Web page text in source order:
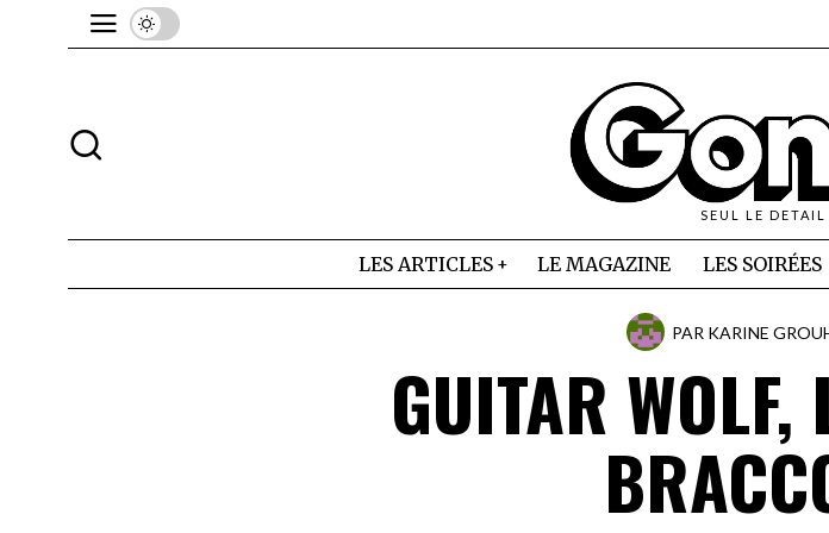
SEUL LE
LES ARTICLES LE MAGAZINE LES SOIRÉES
PAR KARINE
GUITAR